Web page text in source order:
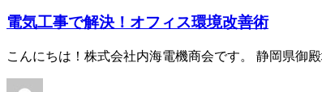
電気工事で解決！オフィス環境改善術
こんにちは！株式会社内海電機商会です。 静岡県御